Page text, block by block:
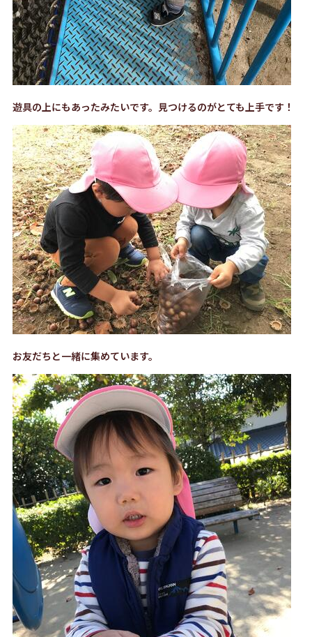
遊具の上にもあったみたいです。見つけるのがとても上手です！
お友だちと一緒に集めています。